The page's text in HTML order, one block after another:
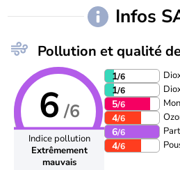
Infos
Pollution et qualité
6 /6
Indice pollution
Extrêmement
mauvais
1/6
1/6
5/6
4/6
6/6
4/6